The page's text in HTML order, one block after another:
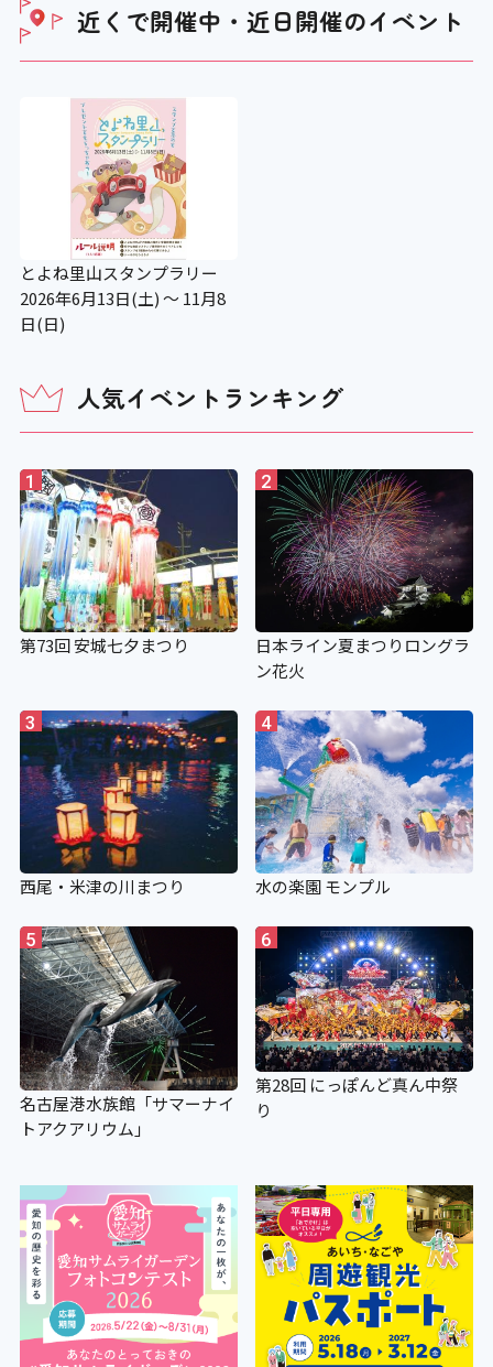
近くで開催中・近日開催のイベント
とよね里山スタンプラリー
2026年6月13日(土) ～ 11月8
日(日)
人気イベントランキング
1
第73回 安城七夕まつり
2
日本ライン夏まつりロングラ
ン花火
3
西尾・米津の川まつり
4
水の楽園 モンプル
5
名古屋港水族館「サマーナイ
トアクアリウム」
6
第28回 にっぽんど真ん中祭
り